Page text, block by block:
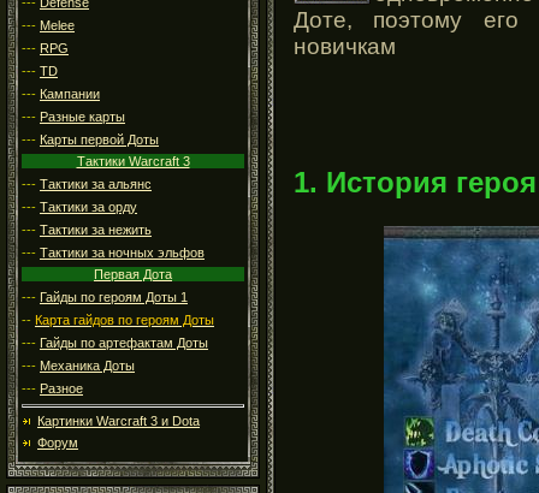
--- Melee
--- RPG
--- TD
--- Кампании
--- Разные карты
--- Карты первой Доты
Тактики Warcraft 3
--- Тактики за альянс
--- Тактики за орду
--- Тактики за нежить
--- Тактики за ночных эльфов
Первая Дота
--- Гайды по героям Доты 1
-- Карта гайдов по героям Доты
--- Гайды по артефактам Доты
--- Механика Доты
--- Разное
Картинки Warcraft 3 и Dota
Форум
Доте, поэтому его
новичкам
1. История героя